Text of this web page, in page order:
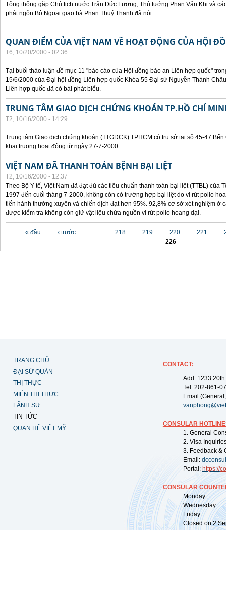
Tổng thống gặp Chủ tịch nước Trần Đức Lương, Thủ tướng Phan Văn Khi và
phát ngôn Bộ Ngoại giao bà Phan Thuý Thanh đã nói :
QUAN ĐIỂM CỦA VIỆT NAM VỀ HOẠT ĐỘNG CỦA HỘI
T6, 10/20/2000 - 02:36
Tại buổi thảo luận đề mục 11 "báo cáo của Hội đồng bảo an Liên hợp quốc"
15/6/2000 của Đại hội đồng Liên hợp quốc Khóa 55 Đại sứ Nguyễn Thành
Liên hợp quốc đã có bài phát biểu.
TRUNG TÂM GIAO DỊCH CHỨNG KHOÁN TP.HỒ CHÍ
T2, 10/16/2000 - 14:29
Trung tâm Giao dịch chứng khoán (TTGDCK) TPHCM có trụ sở tại số 45-47
khai truong hoạt động từ ngày 27-7-2000.
VIỆT NAM ĐÃ THANH TOÁN BỆNH BẠI LIỆT
T2, 10/16/2000 - 12:37
Theo Bộ Y tế, Việt Nam đã đạt đủ các tiêu chuẩn thanh toán bại liệt (TTBL) của
1997 đến cuối tháng 7-2000, không còn có trường hợp bại liệt do vi rút polio
tiến hành thường xuyên và chiến dịch đạt hơn 95%. 92,8% cơ sở xét nghiệm ở
được kiểm tra không còn giữ vật liệu chứa nguồn vi rút polio hoang dại.
« đầu ‹ trước … 218 219 220 221
226
TRANG CHỦ
ĐẠI SỨ QUÁN
THỊ THỰC
MIỄN THỊ THỰC
LÃNH SỰ
TIN TỨC
QUAN HỆ VIỆT MỸ
CONTACT:
Add: 1233
Tel: 202-861-
Email
CONSULAR
1. General
2. Visa
3. Feedback &
Email:
Portal: https://
CONSULAR
Monday:
Wednesday:
Friday:
Closed on 2